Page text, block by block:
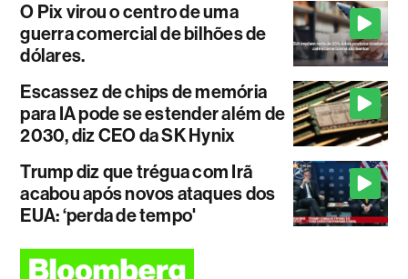
O Pix virou o centro de uma
guerra comercial de bilhões de
dólares.
Escassez de chips de memória
para IA pode se estender além de
2030, diz CEO da SK Hynix
Trump diz que trégua com Irã
acabou após novos ataques dos
EUA: ‘perda de tempo'